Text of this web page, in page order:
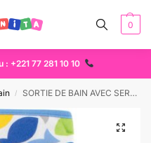
0
+221 77 281 10 10
/ SORTIE DE BAIN AVEC SERVIETTE